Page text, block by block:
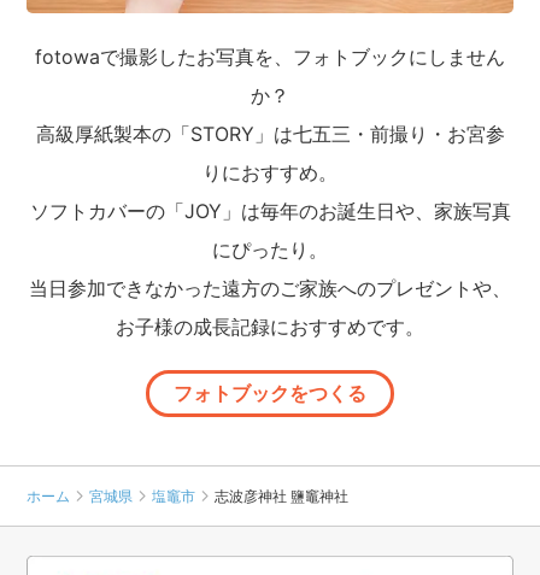
fotowaで撮影したお写真を、フォトブックにしません
か？
高級厚紙製本の「STORY」は七五三・前撮り・お宮参
りにおすすめ。
ソフトカバーの「JOY」は毎年のお誕生日や、家族写真
にぴったり。
当日参加できなかった遠方のご家族へのプレゼントや、
お子様の成長記録におすすめです。
フォトブックをつくる
ホーム 宮城県 塩竈市 志波彦神社 鹽竈神社